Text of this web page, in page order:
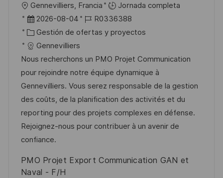
c
ó
U
b
c
a
c
i
ó
n
Gennevilliers, Francia
Jornada completa
F
e
c
h
a
d
e
p
u
b
i
2026-08-04
I
D
e
e
m
p
l
e
R0336388
C
a
t
e
g
o
r
í
a
Gestión de ofertas y proyectos
Gennevilliers
Nous recherchons un PMO Projet Communication
pour rejoindre notre équipe dynamique à
Gennevilliers. Vous serez responsable de la gestion
des coûts, de la planification des activités et du
reporting pour des projets complexes en défense.
Rejoignez-nous pour contribuer à un avenir de
confiance.
PMO Projet Export Communication GAN et
Naval - F/H